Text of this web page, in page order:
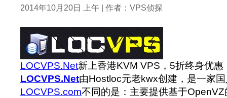
2014年10月20日 上午 | 作者：VPS侦探
LOCVPS.Net新上香港KVM VPS，5折终身优惠
LOCVPS.Net由Hostloc元老kwx创建，是一家
LOCVPS.com不同的是：主要提供基于